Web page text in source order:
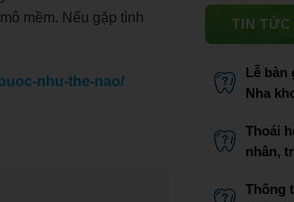
mềm. Nếu gặp tình
nhu-the-nao/
TIN
Lễ bàn
Nha
Thoái
nhân,
Thông